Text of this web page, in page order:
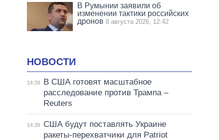
В Румынии заявили об
изменении тактики российских
дронов 8 августа 2026, 12:42
НОВОСТИ
14:39
В США готовят масштабное
расследование против Трампа –
Reuters
14:39
США будут поставлять Украине
ракеты-перехватчики для Patriot